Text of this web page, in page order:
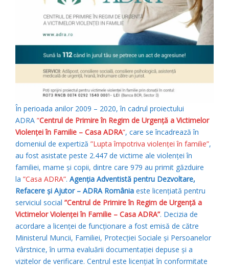
În perioada anilor 2009 – 2020, în cadrul proiectului
ADRA ”Centrul de Primire în Regim de Urgenţă a Victimelor
Violenţei în Familie – Casa ADRA”, care se încadrează în
domeniul de expertiză ”Lupta împotriva violenței în familie”,
au fost asistate peste 2.447 de victime ale violenței în
familiei, mame și copii, dintre care 979 au primit găzduire
la ”Casa ADRA”. Agenția Adventistă pentru Dezvoltare,
Refacere și Ajutor – ADRA România este licențiată pentru
serviciul social ”Centrul de Primire în Regim de Urgență a
Victimelor Violenței în Familie – Casa ADRA”. Decizia de
acordare a licenței de funcționare a fost emisă de către
Ministerul Muncii, Familiei, Protecției Sociale și Persoanelor
Vârstnice, în urma evaluării documentației depuse și a
vizitelor de verificare. Centrul este licențiat în conformitate